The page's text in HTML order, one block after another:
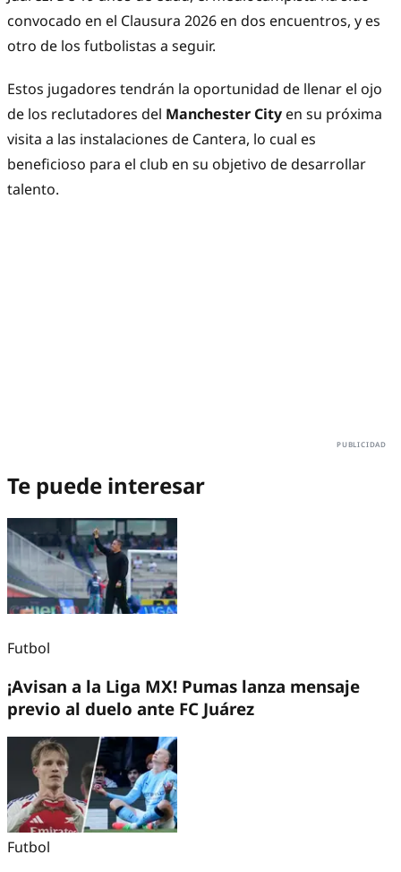
convocado en el Clausura 2026 en dos encuentros, y es
otro de los futbolistas a seguir.
Estos jugadores tendrán la oportunidad de llenar el ojo
de los reclutadores del Manchester City en su próxima
visita a las instalaciones de Cantera, lo cual es
beneficioso para el club en su objetivo de desarrollar
talento.
Te puede interesar
Futbol
¡Avisan a la Liga MX! Pumas lanza mensaje
previo al duelo ante FC Juárez
Futbol